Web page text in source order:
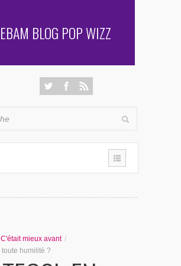
BLOG POP WIZZ
& AUTRES AVENTURES
C'était mieux avant /
humilité ?